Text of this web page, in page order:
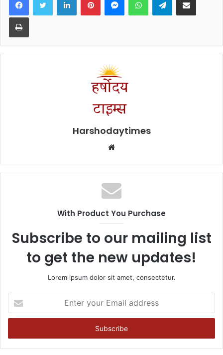
Print
Harshodaytimes
Website
With Product You Purchase
Subscribe to our mailing list
to get the new updates!
Lorem ipsum dolor sit amet, consectetur.
your
Email